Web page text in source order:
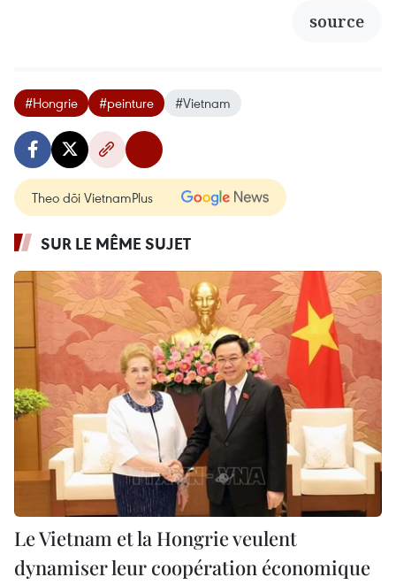
source
#Hongrie #peinture #Vietnam
Theo dõi VietnamPlus
SUR LE MÊME SUJET
Le Vietnam et la Hongrie veulent
dynamiser leur coopération économique